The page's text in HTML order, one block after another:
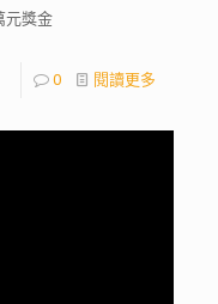
元獎金
0 閱讀更多